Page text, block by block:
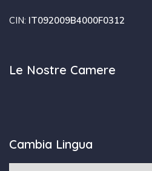
CIN: IT092009B4000F0312
Le Nostre Camere
Cambia Lingua